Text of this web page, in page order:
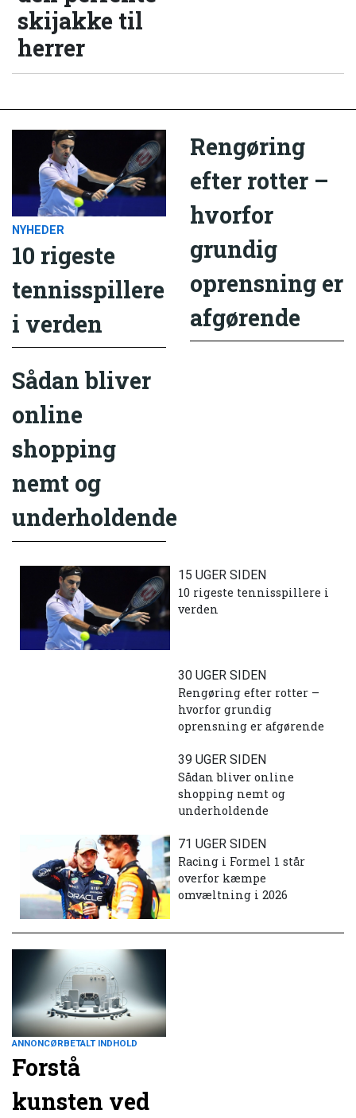
skijakke til
herrer
NYHEDER
10 rigeste
tennisspillere
i verden
Rengøring
efter rotter –
hvorfor
grundig
oprensning er
afgørende
Sådan bliver
online
shopping
nemt og
underholdende
15 UGER SIDEN
10 rigeste tennisspillere i
verden
30 UGER SIDEN
Rengøring efter rotter –
hvorfor grundig
oprensning er afgørende
39 UGER SIDEN
Sådan bliver online
shopping nemt og
underholdende
71 UGER SIDEN
Racing i Formel 1 står
overfor kæmpe
omvæltning i 2026
ANNONCØRBETALT INDHOLD
Forstå
kunsten ved